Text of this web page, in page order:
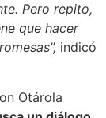
Pero repito,
que hacer
indicó
Otárola